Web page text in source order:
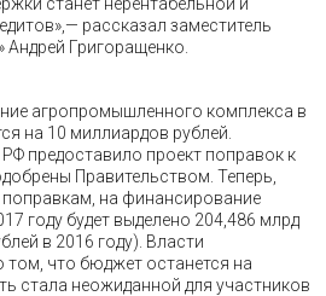
рассказал заместитель
Андрей Григоращенко.
агропромышленного комплекса в
на 10 миллиардов рублей.
предоставило проект поправок к
Правительством. Теперь,
на финансирование
году будет выделено 204,486 млрд
в 2016 году). Власти
том, что бюджет останется на
стала неожиданной для участников